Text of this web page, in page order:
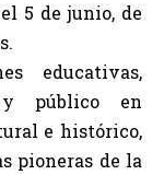
5 de junio, de
educativas,
y público en
e histórico,
pioneras de la